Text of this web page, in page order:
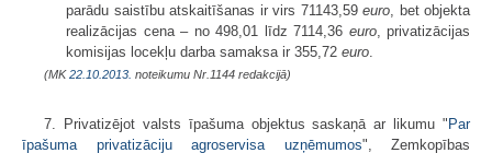
parādu saistību atskaitīšanas ir virs 71143,59 euro , bet objekta
realizācijas cena – no 498,01 līdz 7114,36 euro, privatizācijas
komisijas locekļu darba samaksa ir 355,72 euro
(MK22.10.2013. noteikumu Nr.1144 redakcijā)
7. Privatizējot valsts īpašuma objektus saskaņā ar likumu "Par
īpašuma privatizāciju agroservisa uzņēmumos", Zemkopības